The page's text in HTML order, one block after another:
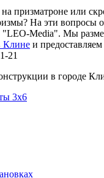
на призматроне или
На эти вопросы
"LEO-Media". Мы
Клине и
21
в городе
3х6